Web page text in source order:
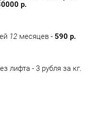
месяцев -
лифта - 3 рубля за кг.